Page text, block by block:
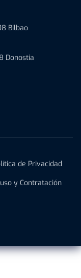
Bilbao
Donostia
de Privacidad
y Contratación